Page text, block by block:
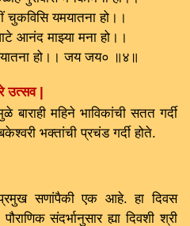
यमयातना हो।।
आनंद माझ्या मना हो।।
हो।। जय जय० ॥४॥
उत्सव |
बाराही महिने भाविकांची सतत गर्दी
भक्तांची प्रचंड गर्दी होते.
प्रमुख सणांपैकी एक आहे. हा दिवस
संदर्भानुसार ह्या दिवशी श्री